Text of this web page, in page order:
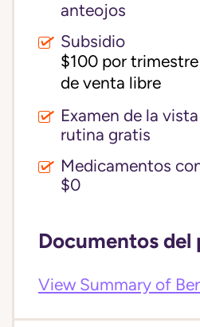
anteojos
Subsidio
$100 por
de venta libre
Examen de la
rutina gratis
Medicamentos
$0
Documentos del
View Summary of